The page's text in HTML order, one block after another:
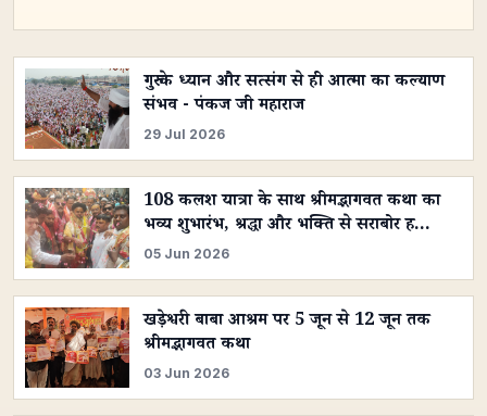
गुरु के ध्यान और सत्संग से ही आत्मा का कल्याण
संभव - पंकज जी महाराज
29 Jul 2026
108 कलश यात्रा के साथ श्रीमद्भागवत कथा का
भव्य शुभारंभ, श्रद्धा और भक्ति से सराबोर ह…
05 Jun 2026
खड़ेश्वरी बाबा आश्रम पर 5 जून से 12 जून तक
श्रीमद्भागवत कथा
03 Jun 2026